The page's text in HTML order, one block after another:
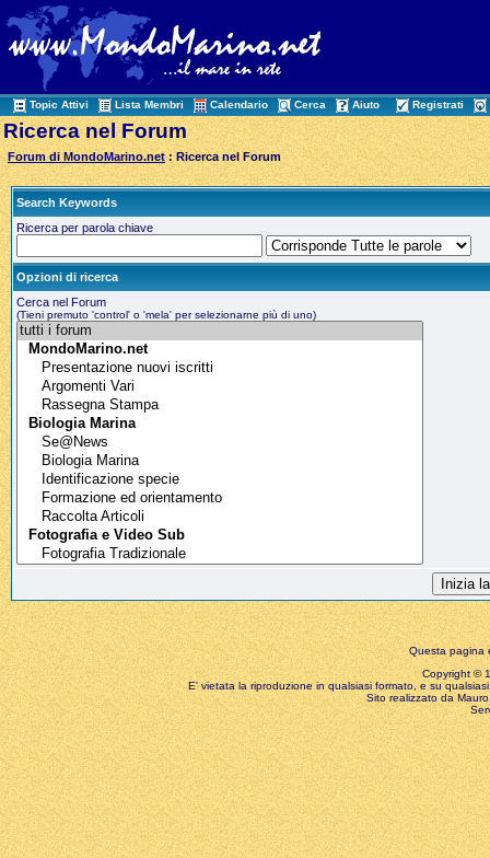
Topic Attivi Lista Membri Calendario Cerca Aiuto Registrati
Ricerca nel Forum
Forum di MondoMarino.net : Ricerca nel Forum
Search Keywords
Ricerca per parola chiave
Opzioni di ricerca
Cerca nel Forum
(Tieni premuto 'control' o 'mela' per selezionarne più di uno)
Questa pagina
Copyright ©
E' vietata la riproduzione in qualsiasi formato, e su
Sito realizzato da